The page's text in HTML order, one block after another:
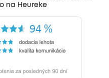
na Heureke